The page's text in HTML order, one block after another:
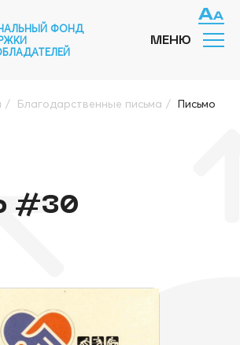
ФОНД
МЕНЮ
/ Благодарственные письма / Письмо
#30